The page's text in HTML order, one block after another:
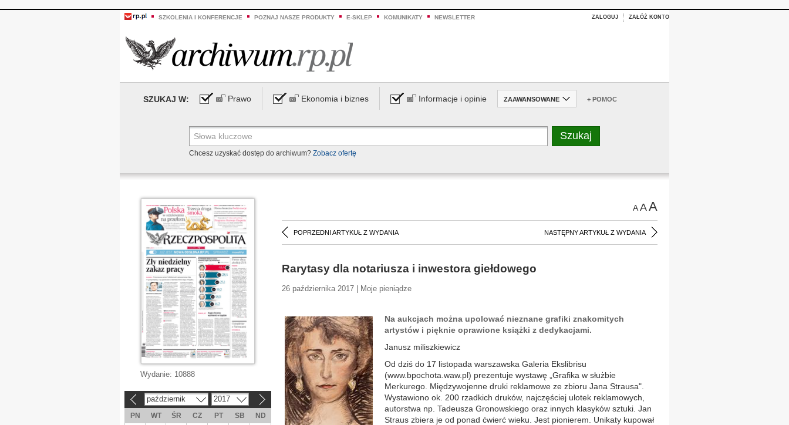
SZKOLENIA I KONFERENCJE POZNAJ NASZE PRODUKTY E-SKLEP KOMUNIKATY NEWSLETTER ZALOGUJ ZAŁÓŻ KONTO
SZUKAJ W: Prawo Ekonomia i biznes Informacje i opinie ZAAWANSOWANE + POMOC
Chcesz uzyskać dostęp do archiwum? Zobacz ofertę
AAA
POPRZEDNI ARTYKUŁ Z WYDANIA NASTĘPNY ARTYKUŁ Z WYDANIA
Rarytasy dla notariusza i inwestora giełdowego
26 października 2017 | Moje pieniądze
Na aukcjach można upolować nieznane grafiki znakomitych
artystów i pięknie oprawione książki z dedykacjami.
Janusz miliszkiewicz
Od dziś do 17 listopada warszawska Galeria Ekslibrisu
(www.bpochota.waw.pl) prezentuje wystawę „Grafika w służbie
Merkurego. Międzywojenne druki reklamowe ze zbioru Jana Strausa".
Wystawiono ok. 200 rzadkich druków, najczęściej ulotek reklamowych,
autorstwa np. Tadeusza Gronowskiego oraz innych klasyków sztuki. Jan
Straus zbiera je od ponad ćwierć wieku. Jest pionierem. Unikaty kupował
Wydanie: 10888
październik 2017
PN WT ŚR CZ PT SB
ND